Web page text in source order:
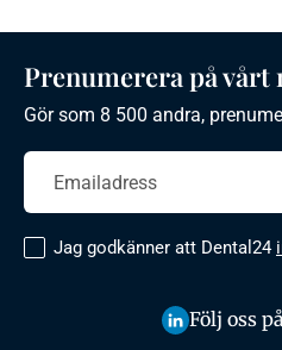
Prenumerera på vårt
Gör som 8 500 andra,
Jag godkänner att Dental24
Följ oss